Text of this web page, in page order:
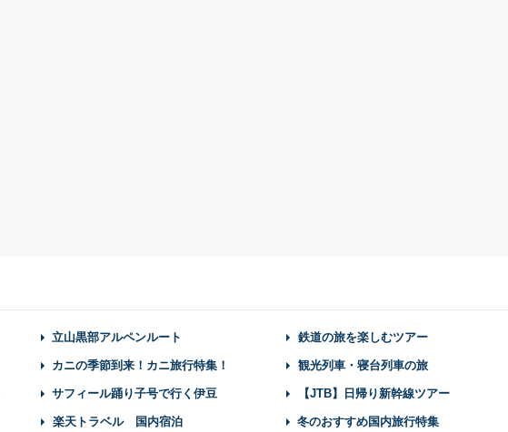
立山黒部アルペンルート 鉄道の旅を楽しむツアー
カニの季節到来！カニ旅行特集！ 観光列車・寝台列車の旅
サフィール踊り子号で行く伊豆 【JTB】日帰り新幹線ツアー
楽天トラベル 国内宿泊 冬のおすすめ国内旅行特集